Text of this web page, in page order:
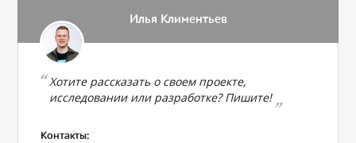
Илья Климентьев
Хотите рассказать о своем проекте,
исследовании или разработке? Пишите!
Контакты: